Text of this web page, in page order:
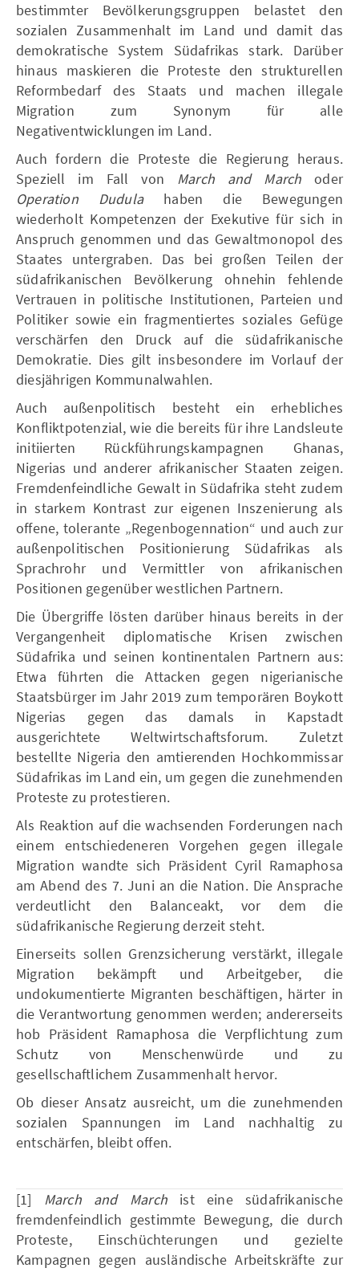
bestimmter Bevölkerungsgruppen belastet den
sozialen Zusammenhalt im Land und damit das
demokratische System Südafrikas stark. Darüber
hinaus maskieren die Proteste den strukturellen
Reformbedarf des Staats und machen illegale
Migration zum Synonym für alle
Negativentwicklungen im Land.
Auch fordern die Proteste die Regierung heraus.
Speziell im Fall von March and March oder
Operation Dudulahaben die Bewegungen
wiederholt Kompetenzen der Exekutive für sich in
Anspruch genommen und das Gewaltmonopol des
Staates untergraben. Das bei großen Teilen der
südafrikanischen Bevölkerung ohnehin fehlende
Vertrauen in politische Institutionen, Parteien und
Politiker sowie ein fragmentiertes soziales Gefüge
verschärfen den Druck auf die südafrikanische
Demokratie. Dies gilt insbesondere im Vorlauf der
diesjährigen Kommunalwahlen.
Auch außenpolitisch besteht ein erhebliches
Konfliktpotenzial, wie die bereits für ihre Landsleute
initiierten Rückführungskampagnen Ghanas,
Nigerias und anderer afrikanischer Staaten zeigen.
Fremdenfeindliche Gewalt in Südafrika steht zudem
in starkem Kontrast zur eigenen Inszenierung als
offene, tolerante „Regenbogennation“ und auch zur
außenpolitischen Positionierung Südafrikas als
Sprachrohr und Vermittler von afrikanischen
Positionen gegenüber westlichen Partnern.
Die Übergriffe lösten darüber hinaus bereits in der
Vergangenheit diplomatische Krisen zwischen
Südafrika und seinen kontinentalen Partnern aus:
Etwa führten die Attacken gegen nigerianische
Staatsbürger im Jahr 2019 zum temporären Boykott
Nigerias gegen das damals in Kapstadt
ausgerichtete Weltwirtschaftsforum. Zuletzt
bestellte Nigeria den amtierenden Hochkommissar
Südafrikas im Land ein, um gegen die zunehmenden
Proteste zu protestieren.
Als Reaktion auf die wachsenden Forderungen nach
einem entschiedeneren Vorgehen gegen illegale
Migration wandte sich Präsident Cyril Ramaphosa
am Abend des 7. Juni an die Nation. Die Ansprache
verdeutlicht den Balanceakt, vor dem die
südafrikanische Regierung derzeit steht.
Einerseits sollen Grenzsicherung verstärkt, illegale
Migration bekämpft und Arbeitgeber, die
undokumentierte Migranten beschäftigen, härter in
die Verantwortung genommen werden; andererseits
hob Präsident Ramaphosa die Verpflichtung zum
Schutz von Menschenwürde und zu
gesellschaftlichem Zusammenhalt hervor.
Ob dieser Ansatz ausreicht, um die zunehmenden
sozialen Spannungen im Land nachhaltig zu
entschärfen, bleibt offen.
[1] March and Marchist eine südafrikanische
fremdenfeindlich gestimmte Bewegung, die durch
Proteste, Einschüchterungen und gezielte
Kampagnen gegen ausländische Arbeitskräfte zur